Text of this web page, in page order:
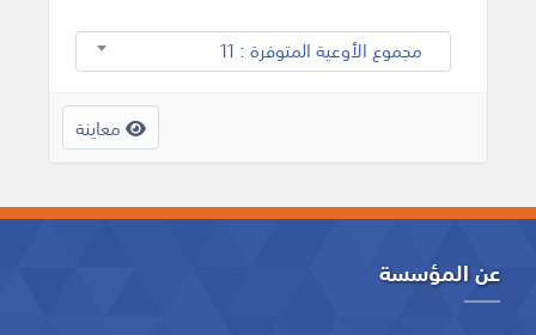
مجموع الأوعية المتوفرة : 11
معاينة
عن المؤسسة